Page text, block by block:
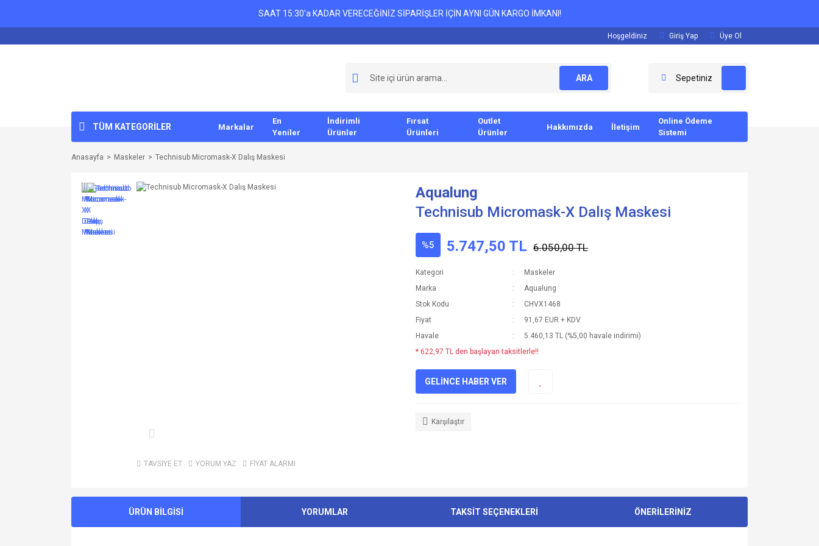
SAAT 15:30'a KADAR VERECEĞİNİZ SİPARİŞLER İÇİN AYNI GÜN KARGO İMKANI!
Hoşgeldiniz Giriş Yap Üye Ol
ARA Sepetiniz
TÜM KATEGORİLER Markalar
En
Yeniler
İndirimli
Ürünler
Fırsat
Ürünleri
Outlet
Ürünler
Hakkımızda İletişim
Online Ödeme
Sistemi
Anasayfa Maskeler Technisub Micromask-X Dalış Maskesi
TAVSİYE ET YORUM YAZ FİYAT ALARMI
Aqualung
Technisub Micromask-X Dalış Maskesi
%5 5.747,50 TL 6.050,00 TL
Kategori
Maskeler
Marka
Aqualung
Stok Kodu
CHVX1468
Fiyat
91,67 EUR + KDV
Havale
5.460,13 TL (%5,00 havale indirimi)
* 622,97 TL den başlayan taksitlerle!!
GELİNCE HABER VER
Karşılaştır
ÜRÜN BİLGİSİ YORUMLAR TAKSİT SEÇENEKLERİ ÖNERİLERİNİZ